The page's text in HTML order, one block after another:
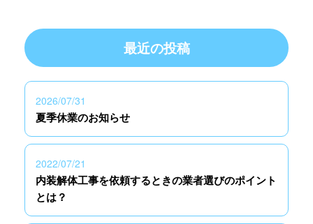
最近の投稿
2026/07/31
夏季休業のお知らせ
2022/07/21
内装解体工事を依頼するときの業者選びのポイント
とは？